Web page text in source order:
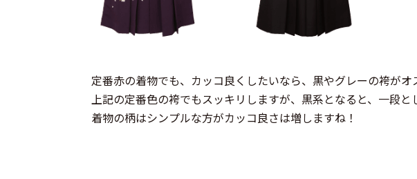
定番赤の着物でも、カッコ良くしたいなら、黒やグレーの袴がオ
上記の定番色の袴でもスッキリしますが、黒系となると、一段と
着物の柄はシンプルな方がカッコ良さは増しますね！